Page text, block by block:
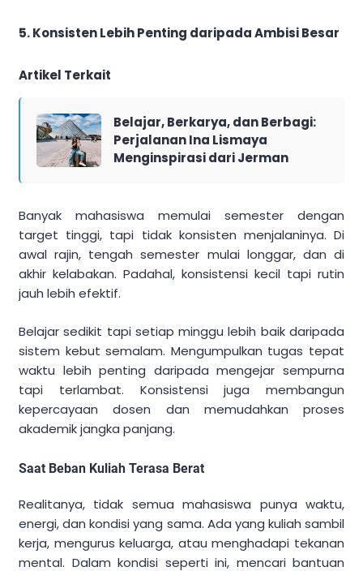
5. Konsisten Lebih Penting daripada Ambisi Besar
Artikel Terkait
Belajar, Berkarya, dan Berbagi:
Perjalanan Ina Lismaya
Menginspirasi dari Jerman
Banyak mahasiswa memulai semester dengan
target tinggi, tapi tidak konsisten menjalaninya. Di
awal rajin, tengah semester mulai longgar, dan di
akhir kelabakan. Padahal, konsistensi kecil tapi rutin
jauh lebih efektif.
Belajar sedikit tapi setiap minggu lebih baik daripada
sistem kebut semalam. Mengumpulkan tugas tepat
waktu lebih penting daripada mengejar sempurna
tapi terlambat. Konsistensi juga membangun
kepercayaan dosen dan memudahkan proses
akademik jangka panjang.
Saat Beban Kuliah Terasa Berat
Realitanya, tidak semua mahasiswa punya waktu,
energi, dan kondisi yang sama. Ada yang kuliah sambil
kerja, mengurus keluarga, atau menghadapi tekanan
mental. Dalam kondisi seperti ini, mencari bantuan